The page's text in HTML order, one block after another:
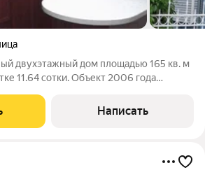
двухэтажный дом площадью 165 кв. м
11.64 сотки. Объект 2006 года
и обшивкой сайдингом
микроклимат и
Написать